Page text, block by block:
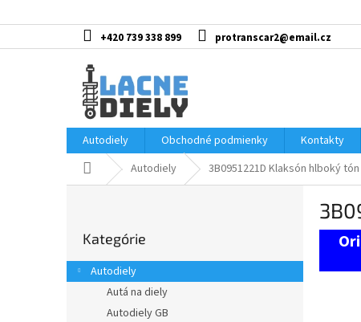
na
+420 739 338 899 protranscar2@email.cz
Autodiely Obchodné podmienky Kontakty
DomovAutodiely 3B0951221D Klaksón hlboký tón
ý
p
kategórie
Kategórie
Autodiely
Autá na diely
Autodiely GB